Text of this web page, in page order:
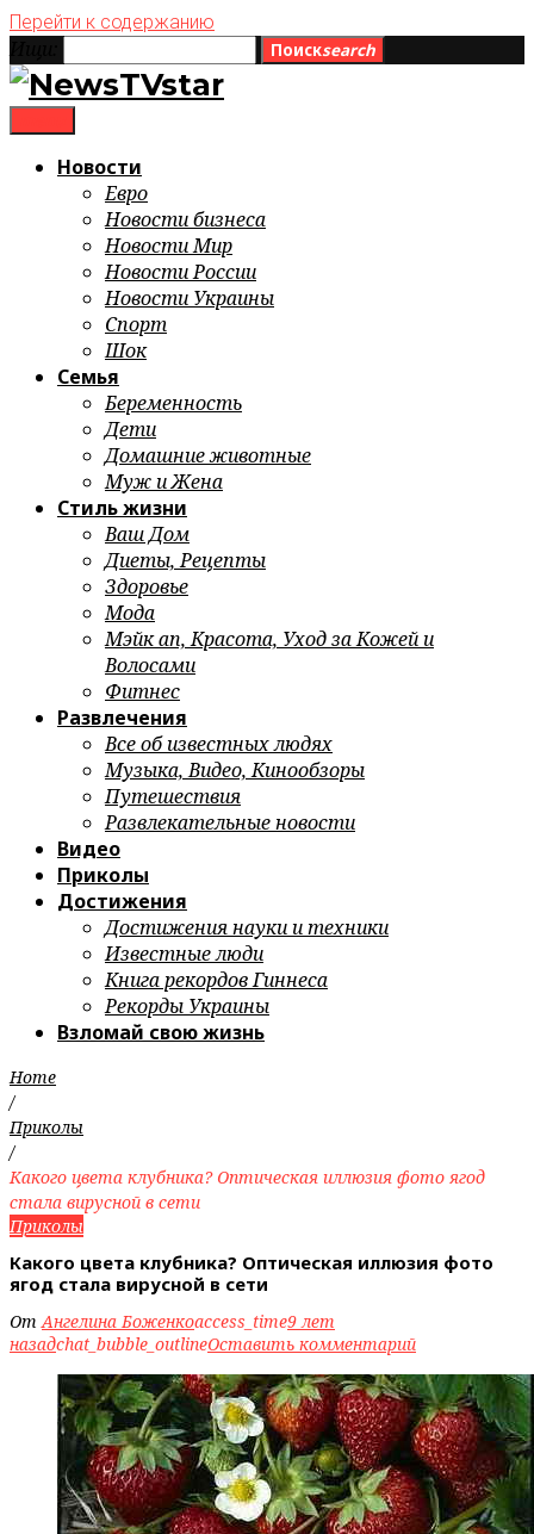
Перейти к содержанию
Поискsearch
Новости
Евро
Новости бизнеса
Новости Мир
Новости России
Новости Украины
Спорт
Шок
Семья
Беременность
Дети
Домашние животные
Муж и Жена
Стиль жизни
Ваш Дом
Диеты, Рецепты
Здоровье
Мода
Мэйк ап, Красота, Уход за Кожей и
Волосами
Фитнес
Развлечения
Все об известных людях
Музыка, Видео, Кинообзоры
Путешествия
Развлекательные новости
Видео
Приколы
Достижения
Достижения науки и техники
Известные люди
Книга рекордов Гиннеса
Рекорды Украины
Взломай свою жизнь
Home
/
Приколы
/
Какого цвета клубника? Оптическая иллюзия фото ягод
стала вирусной в сети
Приколы
Какого цвета клубника? Оптическая иллюзия фото
ягод стала вирусной в сети
ОтАнгелина Боженкоaccess_time9 лет
назадchat_bubble_outlineОставить комментарий